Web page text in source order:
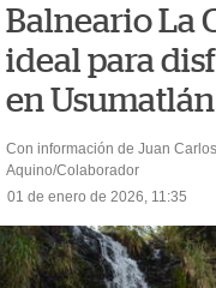
Balneario La
ideal para
en Usumatlán
Con información de Juan Carlos
Aquino/Colaborador
01 de enero de 2026, 11:35